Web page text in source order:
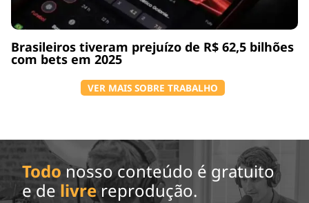
Brasileiros tiveram prejuízo de R$ 62,5 bilhões
com bets em 2025
VER MAIS SOBRE TRABALHO
Todo nosso conteúdo é gratuito
e de livrereprodução.